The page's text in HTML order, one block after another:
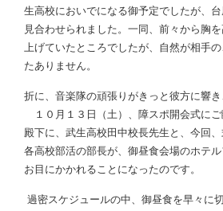
生高校においでになる御予定でしたが、
見合わせられました。一同、前々から胸
上げていたところでしたが、自然が相手
たありません。
折に、音楽隊の頑張りがきっと彼方に響き
１０月１３日（土）、障スポ開会式に
殿下に、武生高校田中校長先生と、今回
各高校部活の部長が、御昼食会場のホテル
お目にかかれることになったのです。
過密スケジュールの中、御昼食を早々に